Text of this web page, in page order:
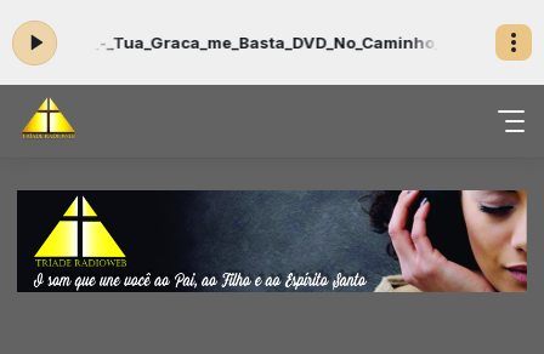
_Tua_Graca_me_Basta_DVD_No_Caminho_do_Milagre